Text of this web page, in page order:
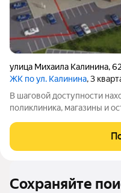
улица Михаила Калинина,
ЖК по ул. Калинина, 3
В шаговой доступности
поликлиника, магазины и
уютная квартира в тихом
есть всё необходимое для
Сохраняйте